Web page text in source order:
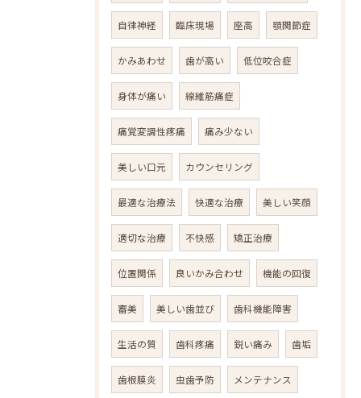
自律神経 臨床現場 座高 顎関節症
かみあわせ 歯が高い 低位咬合症
身体が痛い 線維筋痛症
痛覚変調性疼痛 痛み少ない
美しい口元 カウンセリング
最適な治療法 快適な治療 美しい笑顔
適切な治療 不快感 矯正治療
位置関係 良いかみ合わせ 機能の回復
審美 美しい歯並び 歯科機能障害
生活の質 歯科疼痛 鋭い痛み 歯垢
歯根膜炎 虫歯予防 メンテナンス